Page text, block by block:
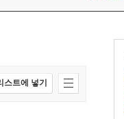
스트에 넣기